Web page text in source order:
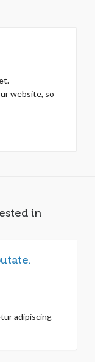
website, so
in
adipiscing